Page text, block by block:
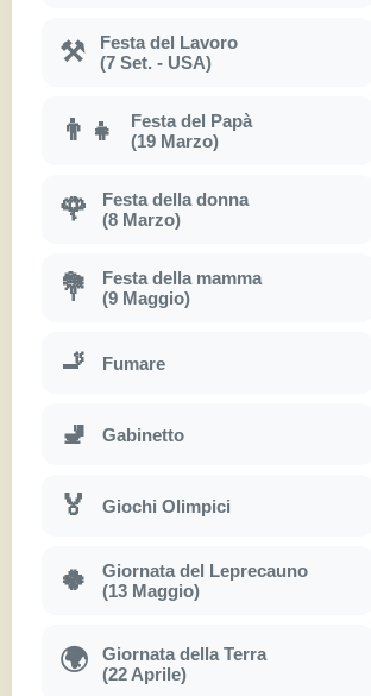
⚒
Festa del Lavoro
(7 Set. - USA)
👨‍👧
Festa del Papà
(19 Marzo)
🌹
Festa della donna
(8 Marzo)
💐
Festa della mamma
(9 Maggio)
🚬 Fumare
🚽 Gabinetto
🏅 Giochi Olimpici
🍀
Giornata del Leprecauno
(13 Maggio)
🌍
Giornata della Terra
(22 Aprile)